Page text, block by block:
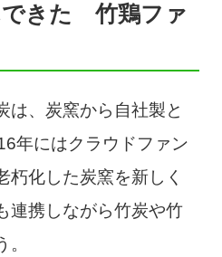
できた 竹鶏ファ
は、炭窯から自社製と
年にはクラウドファン
朽化した炭窯を新しく
連携しながら竹炭や竹